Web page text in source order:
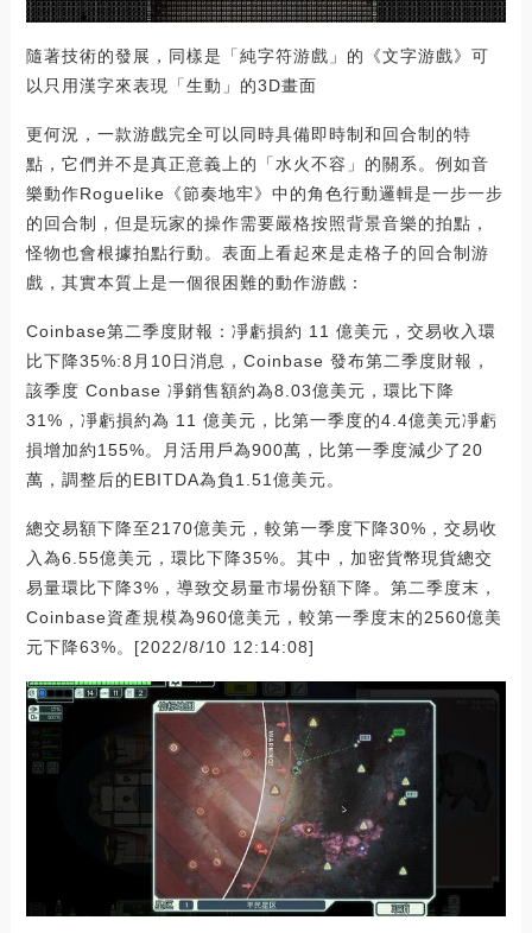
隨著技術的發展，同樣是「純字符游戲」的《文字游戲》可
以只用漢字來表現「生動」的3D畫面
更何況，一款游戲完全可以同時具備即時制和回合制的特
點，它們并不是真正意義上的「水火不容」的關系。例如音
樂動作Roguelike《節奏地牢》中的角色行動邏輯是一步一步
的回合制，但是玩家的操作需要嚴格按照背景音樂的拍點，
怪物也會根據拍點行動。表面上看起來是走格子的回合制游
戲，其實本質上是一個很困難的動作游戲：
Coinbase第二季度財報：凈虧損約 11 億美元，交易收入環
比下降35%:8月10日消息，Coinbase 發布第二季度財報，
該季度 Conbase 凈銷售額約為8.03億美元，環比下降
31%，凈虧損約為 11 億美元，比第一季度的4.4億美元凈虧
損增加約155%。月活用戶為900萬，比第一季度減少了20
萬，調整后的EBITDA為負1.51億美元。
總交易額下降至2170億美元，較第一季度下降30%，交易收
入為6.55億美元，環比下降35%。其中，加密貨幣現貨總交
易量環比下降3%，導致交易量市場份額下降。第二季度末，
Coinbase資產規模為960億美元，較第一季度末的2560億美
元下降63%。[2022/8/10 12:14:08]